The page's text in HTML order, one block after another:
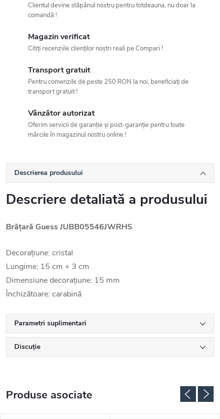
Clientul devine stăpânul nostru pentru totdeauna, nu doar la
comandă !
Magazin verificat
Citiți recenziile clienților noștri reali pe Compari !
Transport gratuit
Pentru comenzile de peste 250 RON la noi, beneficiați de
transport gratuit !
Vânzător autorizat
Oferim servicii de garanție și post-garanție pentru toate
mărcile în magazinul nostru online !
Descrierea produsului
Descriere detaliată a produsului
Brățară Guess JUBB05546JWRHS
Decorațiune: cristal
Lungime: 15 cm + 3 cm
Dimensiune decorațiune: 15 mm
Închizătoare: carabină
Parametri suplimentari
Discuţie
Produse asociate